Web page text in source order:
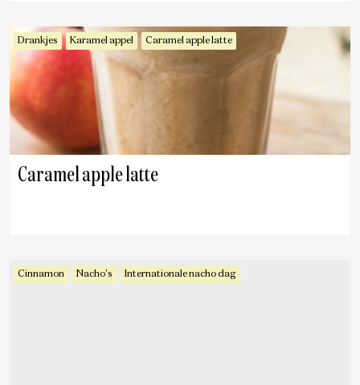
Drankjes Karamel appel Caramel apple latte
Caramel apple latte
Cinnamon Nacho's Internationale nacho dag